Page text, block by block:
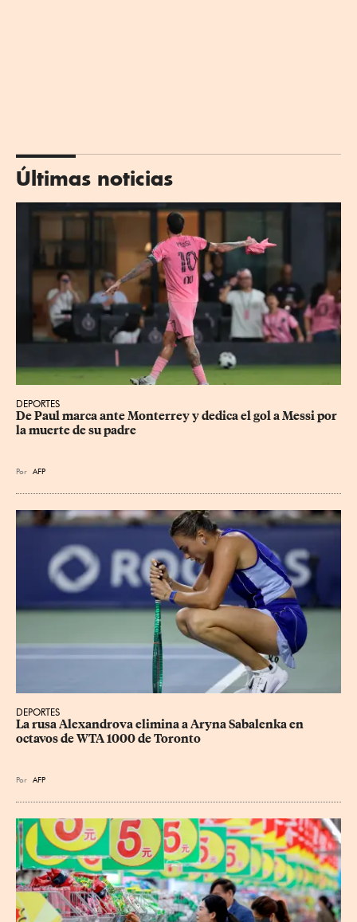
Últimas noticias
DEPORTES
De Paul marca ante Monterrey y dedica el gol a Messi por
la muerte de su padre
Por AFP
DEPORTES
La rusa Alexandrova elimina a Aryna Sabalenka en
octavos de WTA 1000 de Toronto
Por AFP